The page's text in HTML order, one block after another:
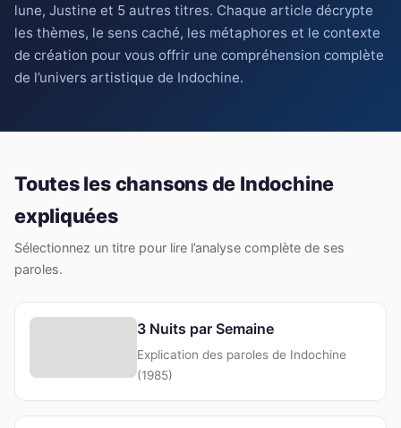
lune, Justine et 5 autres titres. Chaque article décrypte
les thèmes, le sens caché, les métaphores et le contexte
de création pour vous offrir une compréhension complète
de l’univers artistique de Indochine.
Toutes les chansons de Indochine
expliquées
Sélectionnez un titre pour lire l’analyse complète de ses
paroles.
3 Nuits par Semaine
Explication des paroles de Indochine
(1985)